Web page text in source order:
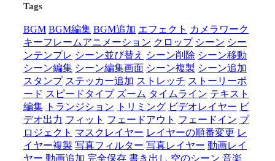
Tags
BGM BGM編集 BGM追加 エフェクト カメラワーク
キーフレームアニメーション クロップ シーン シー
ンテンプレ シーン並び替え シーン削除 シーン移動
シーン編集 シーン編集画面 シーン複製 シーン追加
スタンプ ステッカー追加 ストレッチ ストーリーボ
ード スピードタイプ ズーム タイムライン テキスト
編集 トランジション トリミング ビデオレイヤー ビ
デオ出力 フィット フェードアウト フェードイン プ
ロジェクト マスクレイヤー レイヤーの順番変更 レ
イヤー複製 写真フィルター 写真レイヤー 動画レイ
ヤー 動画追加 完全保存 書き出し 空のシーン 音楽